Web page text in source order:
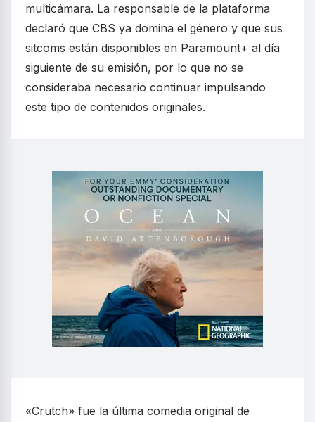
multicámara. La responsable de la plataforma
declaró que CBS ya domina el género y que sus
sitcoms están disponibles en Paramount+ al día
siguiente de su emisión, por lo que no se
consideraba necesario continuar impulsando
este tipo de contenidos originales.
«Crutch» fue la última comedia original de